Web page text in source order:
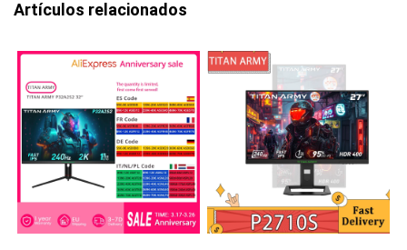
Artículos relacionados